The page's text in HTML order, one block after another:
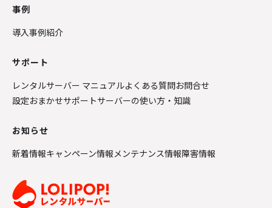
事例
導入事例紹介
サポート
レンタルサーバー マニュアルよくある質問お問合せ
設定おまかせサポートサーバーの使い方・知識
お知らせ
新着情報キャンペーン情報メンテナンス情報障害情報